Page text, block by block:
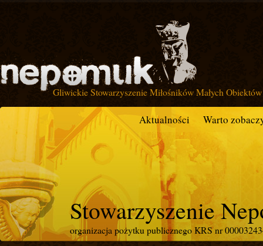
Gliwickie Stowarzyszenie Miłośników Małych
Aktualności Warto
Stowarzyszenie
organizacja pożytku publicznego KRS nr